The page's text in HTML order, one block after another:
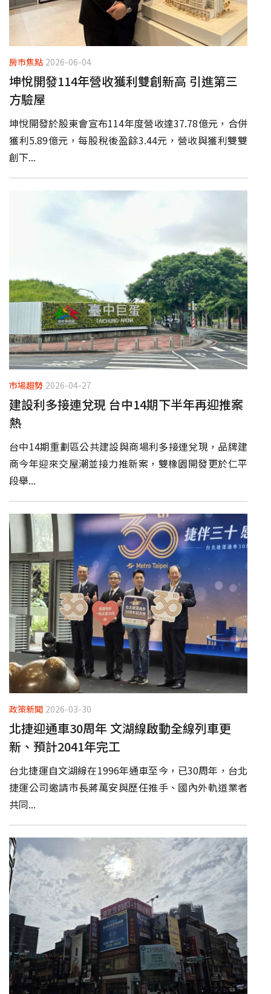
房市焦點 2026-06-04
坤悅開發114年營收獲利雙創新高 引進第三
方驗屋
坤悅開發於股東會宣布114年度營收達37.78億元，合併
獲利5.89億元，每股稅後盈餘3.44元，營收與獲利雙雙
創下...
市場趨勢 2026-04-27
建設利多接連兌現 台中14期下半年再迎推案
熱
台中14期重劃區公共建設與商場利多接連兌現，品牌建
商今年迎來交屋潮並接力推新案，雙橡園開發更於仁平
段舉...
政策新聞 2026-03-30
北捷迎通車30周年 文湖線啟動全線列車更
新、預計2041年完工
台北捷運自文湖線在1996年通車至今，已30周年，台北
捷運公司邀請市長蔣萬安與歷任推手、國內外軌道業者
共同...